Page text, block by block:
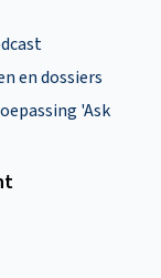
en dossiers
'Ask